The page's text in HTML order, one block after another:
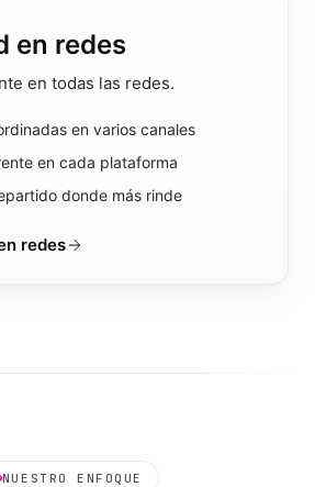
en redes
en todas las redes.
en varios canales
en cada plataforma
donde más rinde
redes
NUESTRO ENFOQUE